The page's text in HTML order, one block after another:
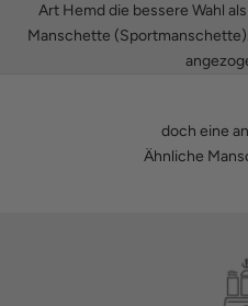
Art Hemd die bessere Wahl
Manschette
doch eine
Ähnliche